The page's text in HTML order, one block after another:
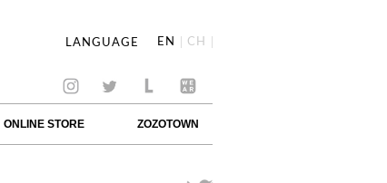
LANGUAGE EN CH
ONLINE STORE ZOZOTOWN